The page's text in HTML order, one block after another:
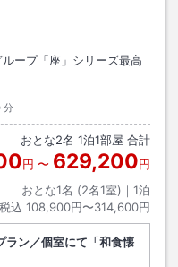
ープ「座」シリーズ最高
分
おとな2名 1泊1部屋 合計
円 〜 629,200円
おとな1名 (2名1室)｜ 1泊
税込 108,900円〜314,600円
ラン／個室にて「和食懐